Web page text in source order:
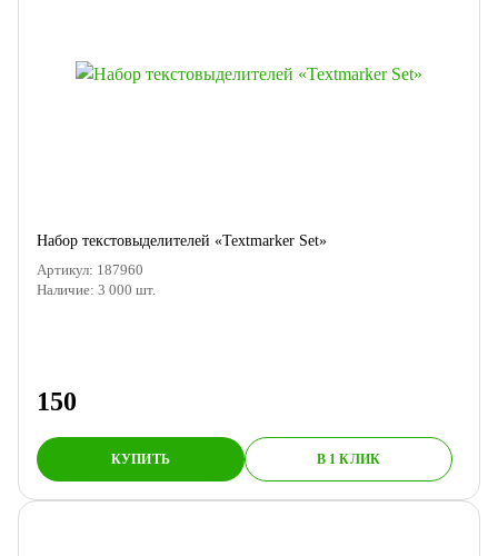
Набор текстовыделителей «Textmarker Set»
Артикул: 187960
Наличие: 3 000 шт.
150
КУПИТЬ В 1 КЛИК